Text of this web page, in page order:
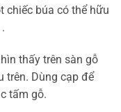
chiếc búa có thể hữu
thấy trên sàn gỗ
trên. Dùng cạp để
tấm gỗ.